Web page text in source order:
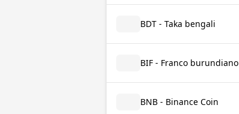
BDT - Taka bengali
BIF - Franco burundiano
BNB - Binance Coin